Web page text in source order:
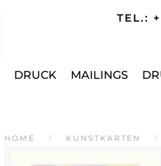
TEL.:
DRUCK MAILINGS
HOME KUNSTKARTEN